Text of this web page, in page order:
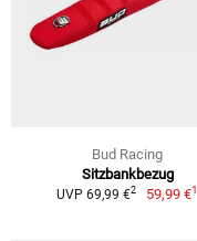
Bud Racing
Sitzbankbezug
UVP 69,99 €2 59,99 €1